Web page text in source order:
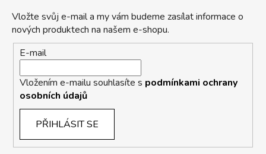
Vložte svůj e-mail a my vám budeme zasílat informace o
nových produktech na našem e-shopu.
E-mail
Vložením e-mailu souhlasíte s podmínkami ochrany
osobních údajů
PŘIHLÁSIT SE